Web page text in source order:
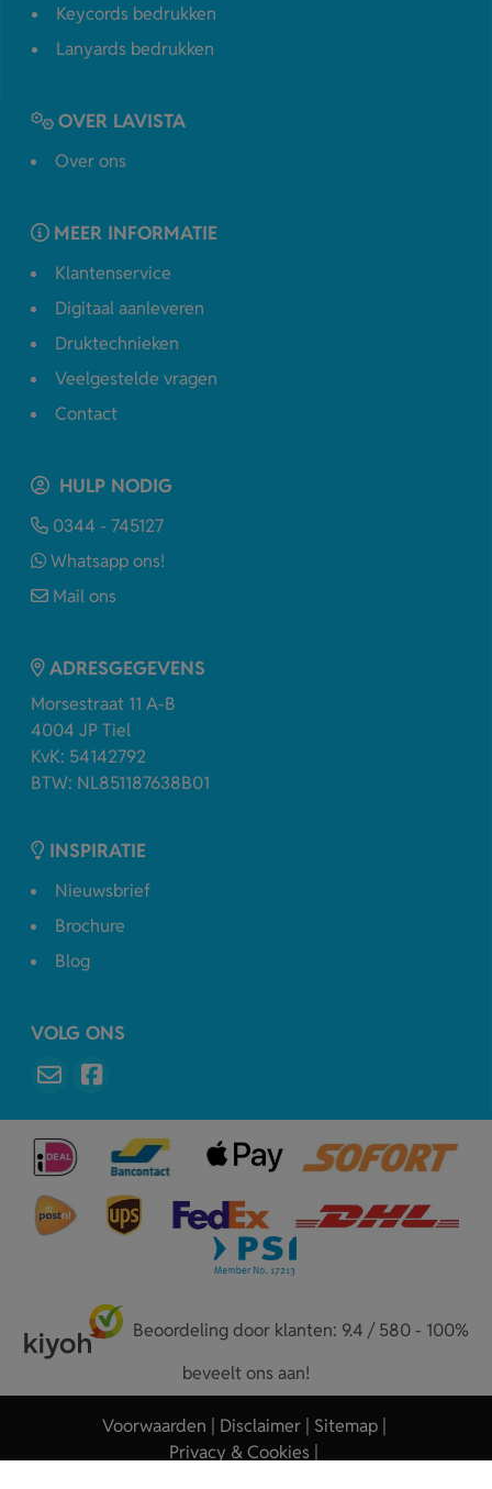
Keycords bedrukken
Lanyards bedrukken
OVER LAVISTA
Over ons
MEER INFORMATIE
Klantenservice
Digitaal aanleveren
Druktechnieken
Veelgestelde vragen
Contact
HULP NODIG
0344 - 745127
Whatsapp ons!
Mail ons
ADRESGEGEVENS
Morsestraat 11 A-B
4004 JP Tiel
KvK: 54142792
BTW: NL851187638B01
INSPIRATIE
Nieuwsbrief
Brochure
Blog
VOLG ONS
Beoordeling door klanten: 9.4 / 580 - 100%
beveelt ons aan!
Voorwaarden Disclaimer
Sitemap
Privacy & Cookies